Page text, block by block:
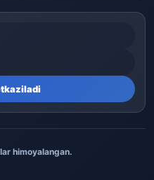
himoyalangan.